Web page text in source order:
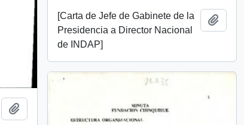
[Carta de Jefe de Gabinete de la
Presidencia a Director Nacional
de INDAP]
Añadir al portapapeles